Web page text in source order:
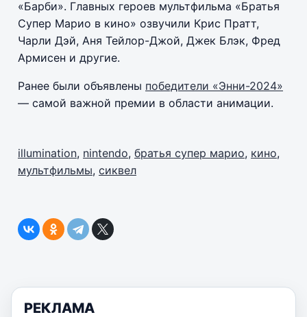
«Барби». Главных героев мультфильма «Братья
Супер Марио в кино» озвучили Крис Пратт,
Чарли Дэй, Аня Тейлор-Джой, Джек Блэк, Фред
Армисен и другие.
Ранее были объявлены победители «Энни-2024»
— самой важной премии в области анимации.
illumination, nintendo, братья супер марио, кино,
мультфильмы, сиквел
РЕКЛАМА